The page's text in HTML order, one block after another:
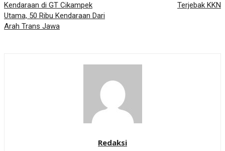
Kendaraan di GT Cikampek
Utama, 50 Ribu Kendaraan Dari
Arah Trans Jawa
Terjebak KKN
Redaksi